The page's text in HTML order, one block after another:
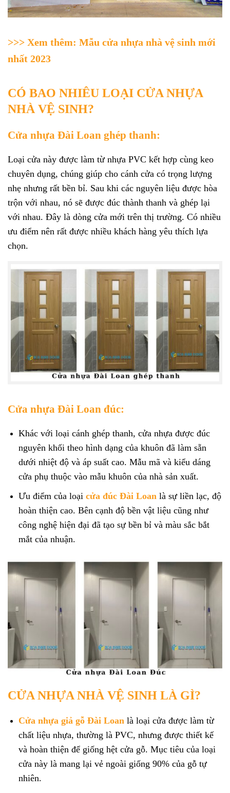
>>> Xem thêm: Mẫu cửa nhựa nhà vệ sinh mới
nhất 2023
CÓ BAO NHIÊU LOẠI CỬA NHỰA
NHÀ VỆ SINH?
Cửa nhựa Đài Loan ghép thanh:
Loại cửa này được làm từ nhựa PVC kết hợp cùng keo
chuyên dụng, chúng giúp cho cánh cửa có trọng lượng
nhẹ nhưng rất bền bỉ. Sau khi các nguyên liệu được hòa
trộn với nhau, nó sẽ được đúc thành thanh và ghép lại
với nhau. Đây là dòng cửa mới trên thị trường. Có nhiều
ưu điểm nên rất được nhiều khách hàng yêu thích lựa
chọn.
Cửa nhựa Đài Loan đúc:
Khác với loại cánh ghép thanh, cửa nhựa được đúc
nguyên khối theo hình dạng của khuôn đã làm sẵn
dưới nhiệt độ và áp suất cao. Mẫu mã và kiểu dáng
cửa phụ thuộc vào mẫu khuôn của nhà sản xuất.
Ưu điểm của loại cửa đúc Đài Loan là sự liền lạc, độ
hoàn thiện cao. Bên cạnh độ bền vật liệu cũng như
công nghệ hiện đại đã tạo sự bền bỉ và màu sắc bắt
mắt của nhuận.
CỬA NHỰA NHÀ VỆ SINH LÀ GÌ?
Cửa nhựa giả gỗ Đài Loan là loại cửa được làm từ
chất liệu nhựa, thường là PVC, nhưng được thiết kế
và hoàn thiện để giống hệt cửa gỗ. Mục tiêu của loại
cửa này là mang lại vẻ ngoài giống 90% của gỗ tự
nhiên.